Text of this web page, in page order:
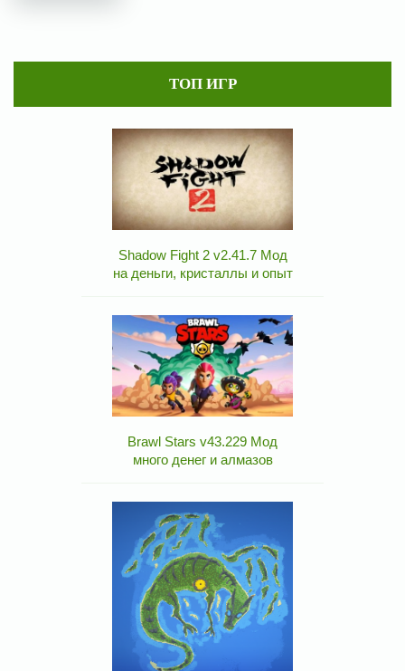
ТОП ИГР
Shadow Fight 2 v2.41.7 Мод
на деньги, кристаллы и опыт
Brawl Stars v43.229 Мод
много денег и алмазов